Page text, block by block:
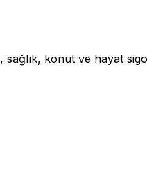
konut ve hayat